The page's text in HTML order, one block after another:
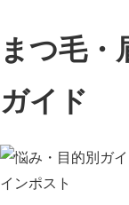
まつ毛・
ガイド